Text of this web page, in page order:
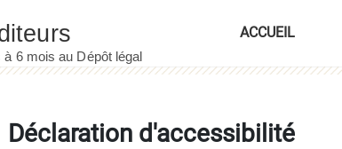
ACCUEIL
Déclaration d'accessibilité